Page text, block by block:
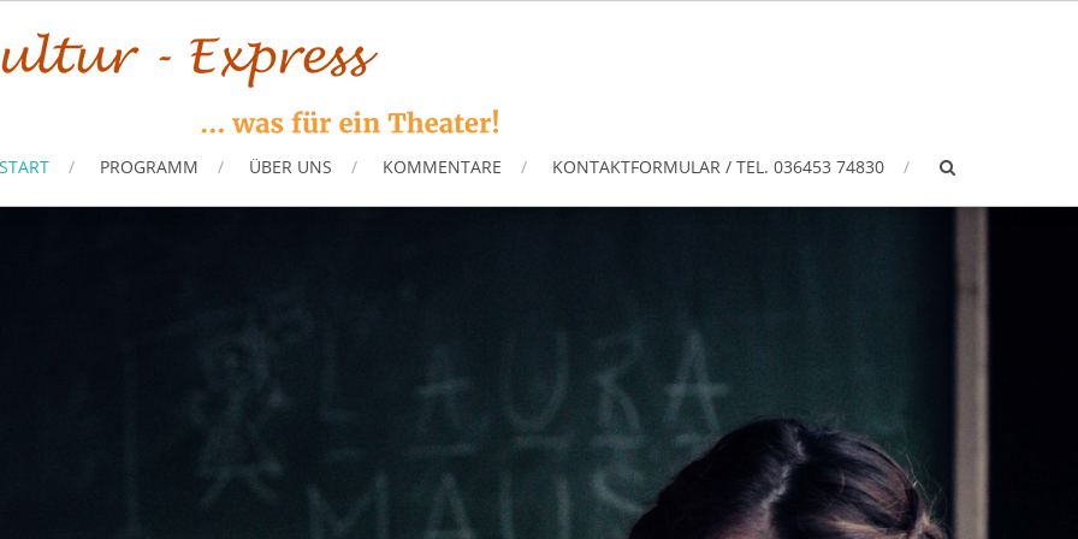
START PROGRAMM ÜBER UNS KOMMENTARE KONTAKTFORMULAR / TEL. 036453 74830